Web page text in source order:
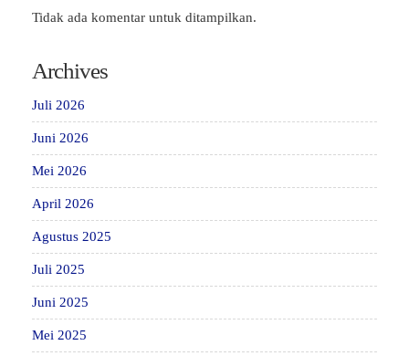
Tidak ada komentar untuk ditampilkan.
Archives
Juli 2026
Juni 2026
Mei 2026
April 2026
Agustus 2025
Juli 2025
Juni 2025
Mei 2025